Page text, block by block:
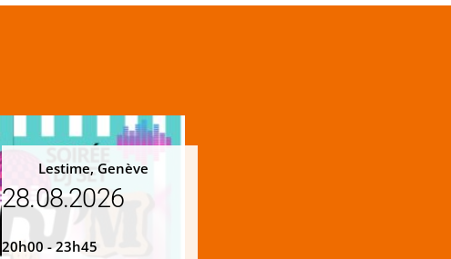
Lestime, Genève
28.08.2026
20h00 - 23h45